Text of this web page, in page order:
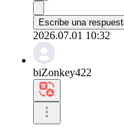
Escribe una
2026.07.01 10:32
biZonkey422